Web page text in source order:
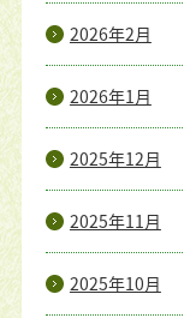
2026年2月
2026年1月
2025年12月
2025年11月
2025年10月